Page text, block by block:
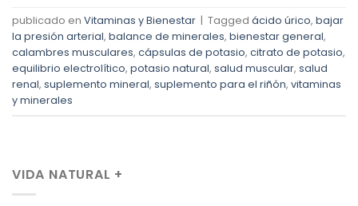
publicado en Vitaminas y Bienestar | Tagged ácido úrico, bajar
la presión arterial, balance de minerales, bienestar general,
calambres musculares, cápsulas de potasio, citrato de potasio,
equilibrio electrolítico, potasio natural, salud muscular, salud
renal, suplemento mineral, suplemento para el riñón, vitaminas
y minerales
VIDA NATURAL +